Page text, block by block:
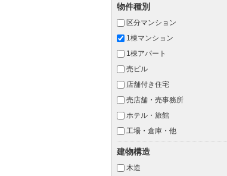
物件種別
区分マンション
1棟マンション
1棟アパート
売ビル
店舗付き住宅
売店舗・売事務所
ホテル・旅館
工場・倉庫・他
建物構造
木造